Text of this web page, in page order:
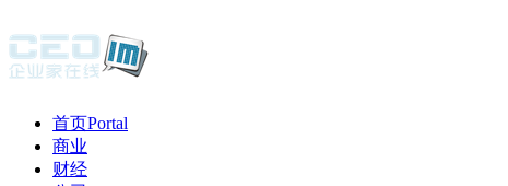
首页Portal
商业
财经